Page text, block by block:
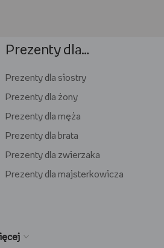
Prezenty dla…
Prezenty dla siostry
Prezenty dla żony
Prezenty dla męża
Prezenty dla brata
Prezenty dla zwierzaka
Prezenty dla majsterkowicza